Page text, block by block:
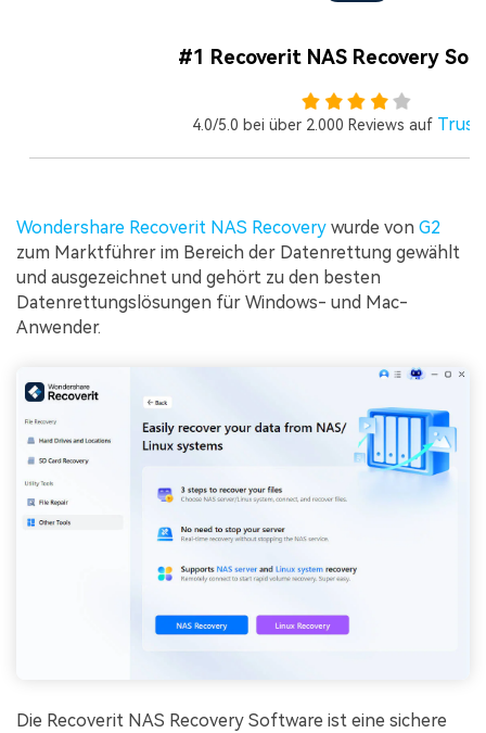
#1 Recoverit NAS Recovery
4.0/5.0 bei über 2.000 Reviews auf
Wondershare Recoverit NAS Recovery wurde von G2
zum Marktführer im Bereich der Datenrettung gewählt
und ausgezeichnet und gehört zu den besten
Datenrettungslösungen für Windows- und Mac-
Anwender.
Die Recoverit NAS Recovery Software ist eine sichere